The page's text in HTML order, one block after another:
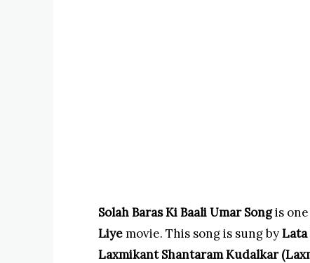
Solah Baras Ki Baali Umar Songis
Liyemovie. This song is sung byLata
Laxmikant Shantaram Kudalkar